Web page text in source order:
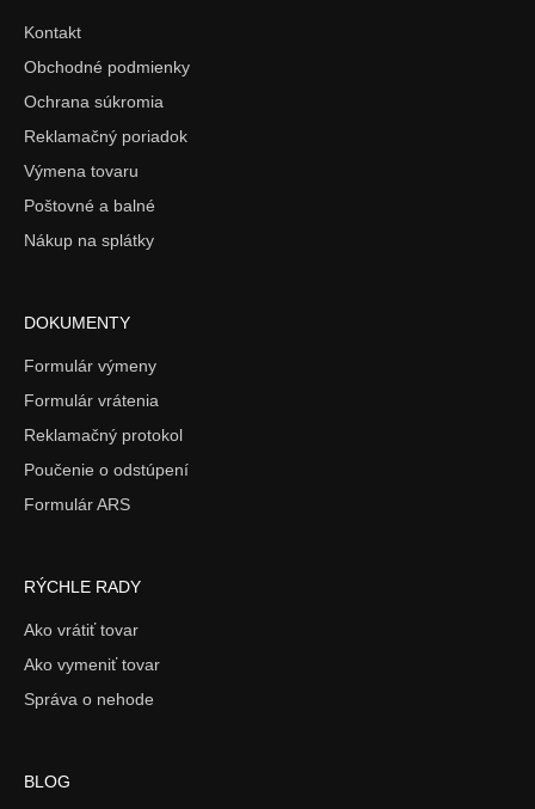
Kontakt
Obchodné podmienky
Ochrana súkromia
Reklamačný poriadok
Výmena tovaru
Poštovné a balné
Nákup na splátky
DOKUMENTY
Formulár výmeny
Formulár vrátenia
Reklamačný protokol
Poučenie o odstúpení
Formulár ARS
RÝCHLE RADY
Ako vrátiť tovar
Ako vymeniť tovar
Správa o nehode
BLOG